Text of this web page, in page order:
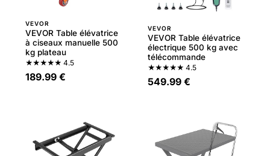
VEVOR
VEVOR Table élévatrice
à ciseaux manuelle 500
kg plateau
★★★★★ 4.5
189.99 €
VEVOR
VEVOR Table élévatrice
électrique 500 kg avec
télécommande
★★★★★ 4.5
549.99 €